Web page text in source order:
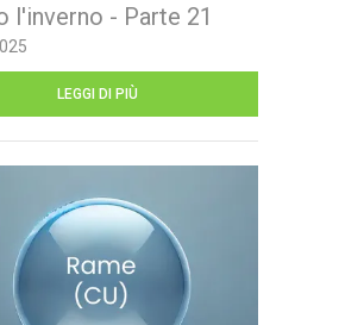
l'inverno - Parte 21
LEGGI DI PIÙ